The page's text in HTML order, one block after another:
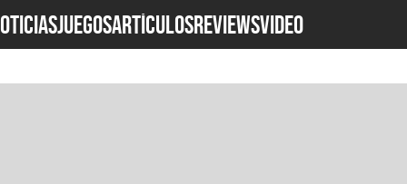
JUEGOSARTÍCULOSREVIEWSVideo